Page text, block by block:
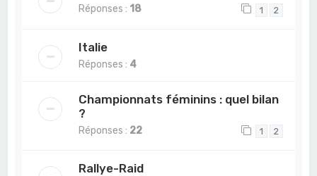
Réponses : 18 1 2
Italie
Réponses : 4
Championnats féminins : quel bilan
?
Réponses : 22 1 2
Rallye-Raid